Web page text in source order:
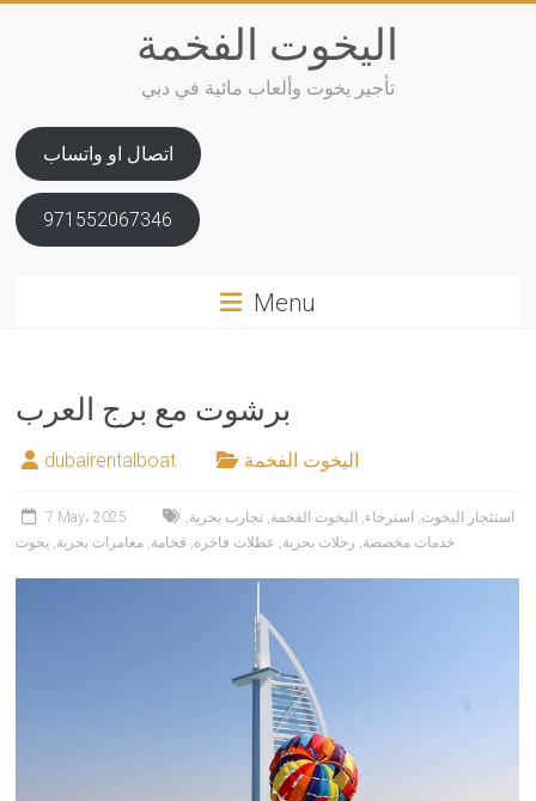
اليخوت الفخمة
تأجير يخوت وألعاب مائية في دبي
اتصال او واتساب
971552067346
Menu
برشوت مع برج العرب
dubairentalboat اليخوت الفخمة
7 May، 2025 استئجار اليخوت, استرخاء, اليخوت الفخمة, تجارب بحرية,
خدمات مخصصة, رحلات بحرية, عطلات فاخرة, فخامة, مغامرات بحرية, يخوت